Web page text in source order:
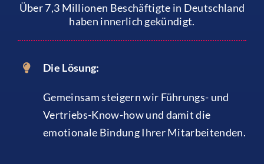
Über 7,3 Millionen Beschäftigte in Deutschland
haben innerlich gekündigt.
Die Lösung:
Gemeinsam steigern wir Führungs- und
Vertriebs-Know-how und damit die
emotionale Bindung Ihrer Mitarbeitenden.